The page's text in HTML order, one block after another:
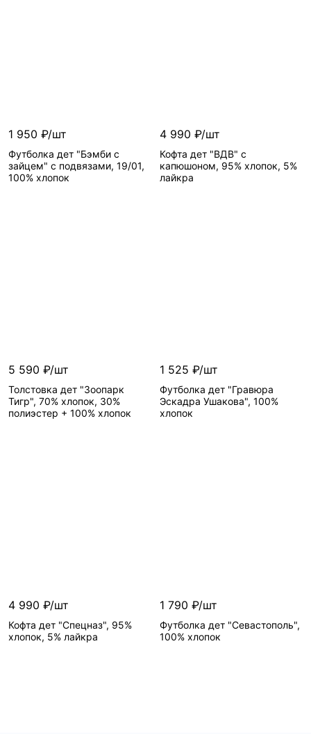
1 950 ₽/шт
Футболка дет "Бэмби с
зайцем" с подвязами, 19/01,
100% хлопок
4 990 ₽/шт
Кофта дет "ВДВ" с
капюшоном, 95% хлопок, 5%
лайкра
5 590 ₽/шт
Толстовка дет "Зоопарк
Тигр", 70% хлопок, 30%
полиэстер + 100% хлопок
1 525 ₽/шт
Футболка дет "Гравюра
Эскадра Ушакова", 100%
хлопок
4 990 ₽/шт
Кофта дет "Спецназ", 95%
хлопок, 5% лайкра
1 790 ₽/шт
Футболка дет "Севастополь",
100% хлопок